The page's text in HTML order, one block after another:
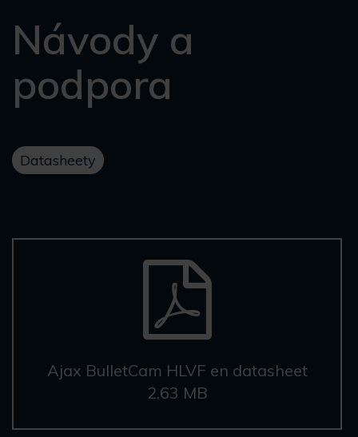
Návody a
podpora
Datasheety
Ajax BulletCam HLVF en datasheet
2,63 MB